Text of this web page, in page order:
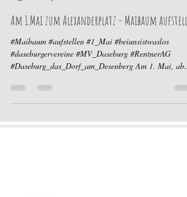
25. Apr. 2022
1 Min. Lesezeit
Am 1.Mai zum Alexanderplatz - Maibaum
#Maibaum #aufstellen #1_Mai #beiunsistwaslos
#daseburgervereine #MV_Daseburg #RentnerAG
#Daseburg_das_Dorf_am_Desenberg Am 1. Mai, ab...